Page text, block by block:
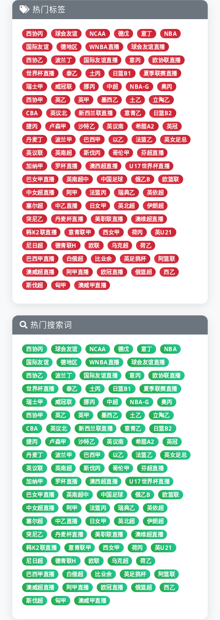
热门标签
西协丙 球会友谊 NCAA 德戊 意丁
NBA
国际友谊
德地区 WNBA直播
球会友谊直播
西协乙
波兰丁 国际友谊直播 意丙
欧协联直播
世界杯直播
泰乙 土丙 日篮B1
夏季联赛直播
瑞士甲
威冠联 挪丙 中超 NBA-G
奥丙
西协甲
英乙 英甲 墨西乙 土乙
立陶乙
CBA
英议北 新西兰联直播 意青乙
日篮B2
捷丙
卢森甲 沙特乙 英议南 希腊A2
英冠
丹麦丁
波兰甲 巴西甲 以乙 法篮乙
英女足总
英议联
英南超 斯伐丙 哥伦甲
芬超直播
加纳甲
罗杯直播 澳西超直播
U17世界杯直播
巴女甲直播
英南超中 中国足球 俄乙B
欧篮联
中女超直播
阿甲 法篮丙 瑞典乙
英依超
塞尔超
中乙直播 日女甲 英北超
伊朗超
突尼乙
丹麦杯直播 美职联直播
澳维超直播
韩K2联直播
意青联甲 西女甲 荷丙
英U21
尼日超
德青联H 欧联 乌克超
荷乙
巴西甲直播
白俄超 比业余 英足挑杯
阿篮联
澳威超直播
阿甲直播 欧冠直播 俄篮超
西乙
斯伐超
匈甲 澳威甲直播
热门搜索词
西协丙 球会友谊 NCAA 德戊 意丁
NBA
国际友谊
德地区 WNBA直播
球会友谊直播
西协乙
波兰丁 国际友谊直播 意丙
欧协联直播
世界杯直播
泰乙 土丙 日篮B1
夏季联赛直播
瑞士甲
威冠联 挪丙 中超 NBA-G
奥丙
西协甲
英乙 英甲 墨西乙 土乙
立陶乙
CBA
英议北 新西兰联直播 意青乙
日篮B2
捷丙
卢森甲 沙特乙 英议南 希腊A2
英冠
丹麦丁
波兰甲 巴西甲 以乙 法篮乙
英女足总
英议联
英南超 斯伐丙 哥伦甲
芬超直播
加纳甲
罗杯直播 澳西超直播
U17世界杯直播
巴女甲直播
英南超中 中国足球 俄乙B
欧篮联
中女超直播
阿甲 法篮丙 瑞典乙
英依超
塞尔超
中乙直播 日女甲 英北超
伊朗超
突尼乙
丹麦杯直播 美职联直播
澳维超直播
韩K2联直播
意青联甲 西女甲 荷丙
英U21
尼日超
德青联H 欧联 乌克超
荷乙
巴西甲直播
白俄超 比业余 英足挑杯
阿篮联
澳威超直播
阿甲直播 欧冠直播 俄篮超
西乙
斯伐超
匈甲 澳威甲直播